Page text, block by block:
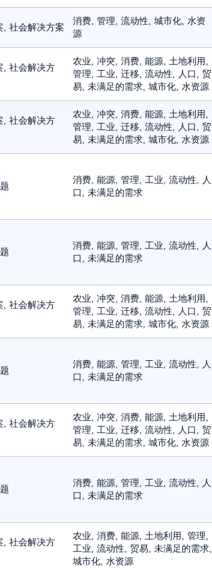
, 社会解决方案
消费, 管理, 流动性, 城市化, 水资
源
, 社会解决方
农业, 冲突, 消费, 能源, 土地利用,
管理, 工业, 迁移, 流动性, 人口, 贸
易, 未满足的需求, 城市化, 水资源
, 社会解决方
农业, 冲突, 消费, 能源, 土地利用,
管理, 工业, 迁移, 流动性, 人口, 贸
易, 未满足的需求, 城市化, 水资源
消费, 能源, 管理, 工业, 流动性, 人
口, 未满足的需求
消费, 能源, 管理, 工业, 流动性, 人
口, 未满足的需求
, 社会解决方
农业, 冲突, 消费, 能源, 土地利用,
管理, 工业, 迁移, 流动性, 人口, 贸
易, 未满足的需求, 城市化, 水资源
消费, 能源, 管理, 工业, 流动性, 人
口, 未满足的需求
, 社会解决方
农业, 冲突, 消费, 能源, 土地利用,
管理, 工业, 迁移, 流动性, 人口, 贸
易, 未满足的需求, 城市化, 水资源
消费, 能源, 管理, 工业, 流动性, 人
口, 未满足的需求
, 社会解决方
农业, 消费, 能源, 土地利用, 管理,
工业, 流动性, 贸易, 未满足的需求,
城市化, 水资源